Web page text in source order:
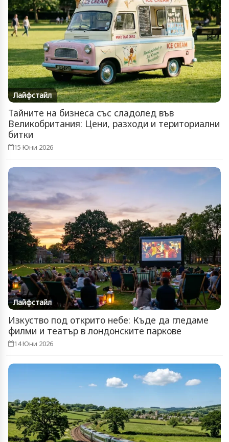
Лайфстайл
Тайните на бизнеса със сладолед във
Великобритания: Цени, разходи и териториални
битки
15 Юни 2026
Лайфстайл
Изкуство под открито небе: Къде да гледаме
филми и театър в лондонските паркове
14 Юни 2026